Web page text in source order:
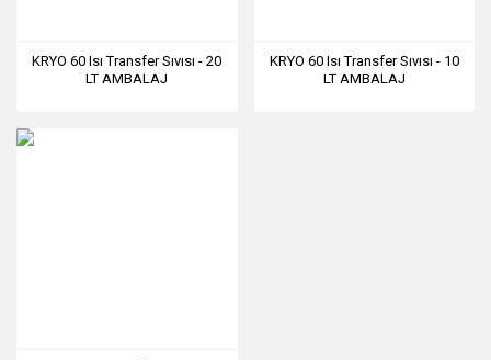
KRYO 60 Isı Transfer Sıvısı - 20
LT AMBALAJ
KRYO 60 Isı Transfer Sıvısı - 10
LT AMBALAJ